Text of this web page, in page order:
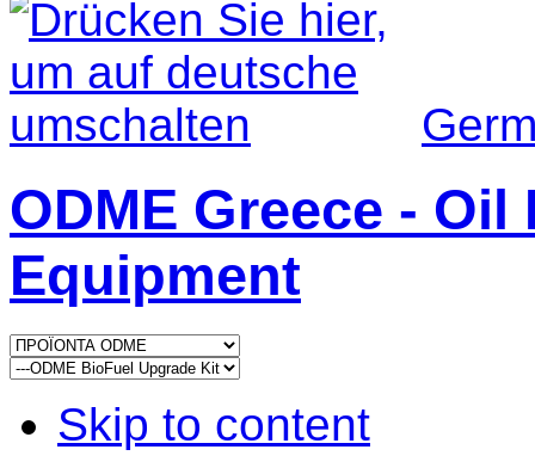
ODME Greece -
Equipment
Skip to content